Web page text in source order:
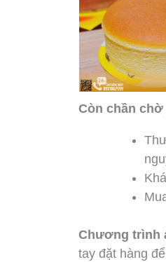
Còn chần chờ
Chương trình
tay đặt hàng